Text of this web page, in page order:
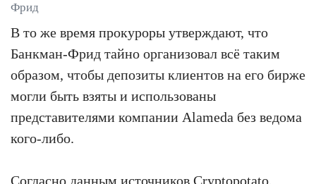
Фрид
В то же время прокуроры утверждают, что
Банкман-Фрид тайно организовал всё таким
образом, чтобы депозиты клиентов на его бирже
могли быть взяты и использованы
представителями компании Alameda без ведома
кого-либо.
Согласно данным источников Cryptopotato,